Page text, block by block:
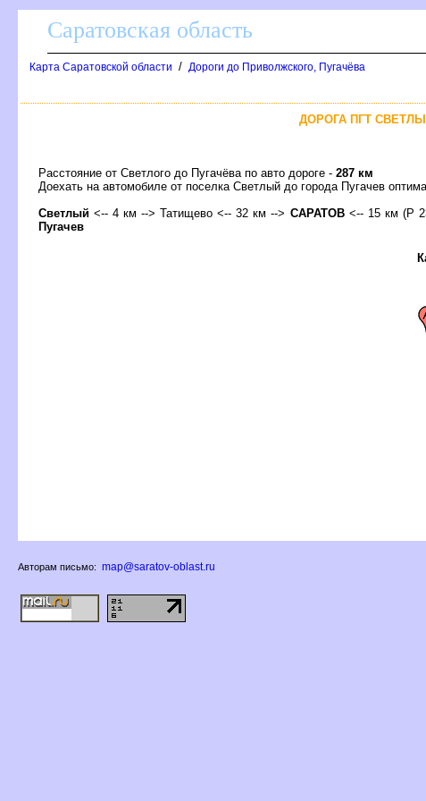
Саратовская область
Карта Саратовской области / Дороги до Приволжского, Пугачёва
ДОРОГА ПГТ
Расстояние от Светлого до Пугачёва по авто дороге - 287 км
Доехать на автомобиле от поселка Светлый до города Пугачев
Светлый <-- 4 км --> Татищево <-- 32 км --> САРАТО<-- 15 км (Р
Пугаче
Авторам письмо: map@saratov-oblast.ru